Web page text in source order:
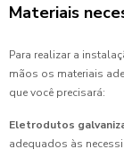
Materiais
Para realizar a
mãos os materiais
que você precisará:
Eletrodutos
adequados às